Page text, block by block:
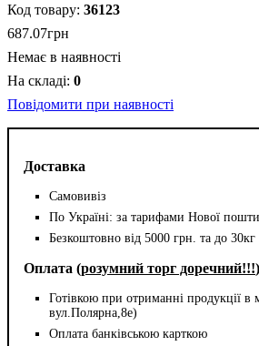
Доставка
Самовивіз
По Україні: за тарифами Нової пошти
Безкоштовно від 5000 грн. та до 30кг
Оплата (розумний торг доречний!!!)
Готівкою при отриманні продукції в
вул.Полярна,8е)
Оплата банківською карткою
36123
687.07грн
Немає в наявності
0
Повідомити при наявності